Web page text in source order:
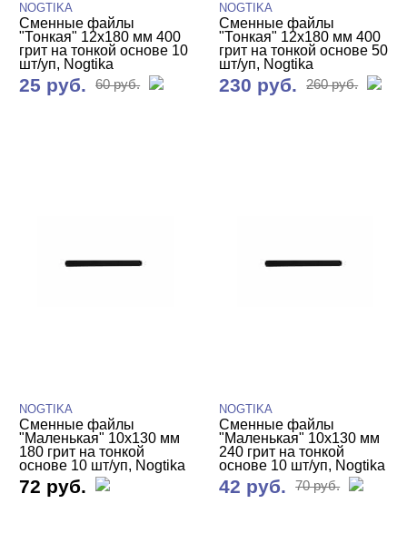
NOGTIKA
Сменные файлы
"Тонкая" 12х180 мм 400
грит на тонкой основе 10
шт/уп, Nogtika
25 руб. 60 руб.
NOGTIKA
Сменные файлы
"Тонкая" 12х180 мм 400
грит на тонкой основе 50
шт/уп, Nogtika
230 руб. 260 руб.
NOGTIKA
Сменные файлы
"Маленькая" 10х130 мм
180 грит на тонкой
основе 10 шт/уп, Nogtika
72 руб.
NOGTIKA
Сменные файлы
"Маленькая" 10х130 мм
240 грит на тонкой
основе 10 шт/уп, Nogtika
42 руб. 70 руб.